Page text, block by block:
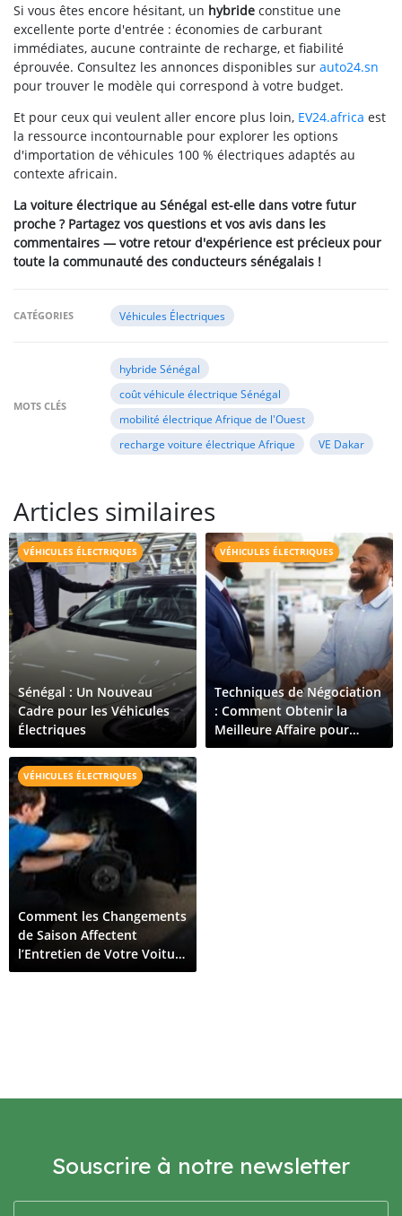
Si vous êtes encore hésitant, un hybride constitue une
excellente porte d'entrée : économies de carburant
immédiates, aucune contrainte de recharge, et fiabilité
éprouvée. Consultez les annonces disponibles sur auto24.sn
pour trouver le modèle qui correspond à votre budget.
Et pour ceux qui veulent aller encore plus loin, EV24.africa est
la ressource incontournable pour explorer les options
d'importation de véhicules 100 % électriques adaptés au
contexte africain.
La voiture électrique au Sénégal est-elle dans votre futur
proche ? Partagez vos questions et vos avis dans les
commentaires — votre retour d'expérience est précieux pour
toute la communauté des conducteurs sénégalais !
CATÉGORIES Véhicules Électriques
MOTS CLÉS
hybride Sénégal
coût véhicule électrique Sénégal
mobilité électrique Afrique de l'Ouest
recharge voiture électrique Afrique
VE Dakar
Articles similaires
VÉHICULES ÉLECTRIQUES
Sénégal : Un Nouveau
Cadre pour les Véhicules
Électriques
VÉHICULES ÉLECTRIQUES
Techniques de Négociation
: Comment Obtenir la
Meilleure Affaire pour
Votre Prochaine Voiture au
VÉHICULES ÉLECTRIQUES
Comment les Changements
de Saison Affectent
l’Entretien de Votre Voiture
au Sénégal
Souscrire à notre newsletter